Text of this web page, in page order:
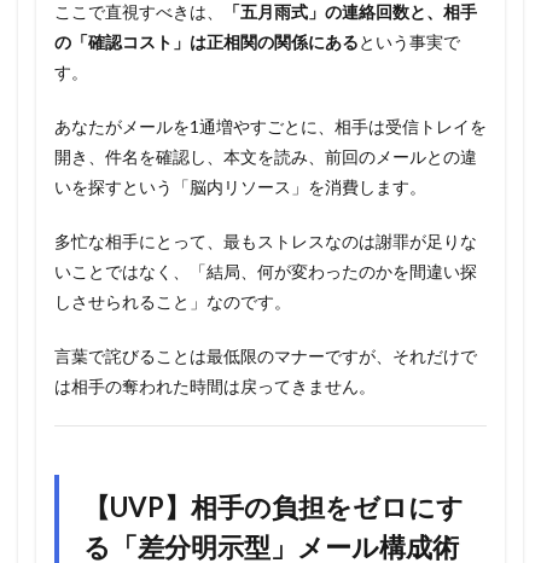
ここで直視すべきは、
「五月雨式」の連絡回数と、相手
の「確認コスト」は正相関の関係にあるという事実で
す。
あなたがメールを1通増やすごとに、相手は受信トレイを
開き、件名を確認し、本文を読み、前回のメールとの違
いを探すという「脳内リソース」を消費します。
多忙な相手にとって、最もストレスなのは謝罪が足りな
いことではなく、「結局、何が変わったのかを間違い探
しさせられること」なのです。
言葉で詫びることは最低限のマナーですが、それだけで
は相手の奪われた時間は戻ってきません。
【UVP】相手の負担をゼロにす
る「差分明示型」メール構成術